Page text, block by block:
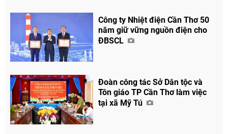
Công ty Nhiệt điện Cần Thơ 50
năm giữ vững nguồn điện cho
ĐBSCL
Đoàn công tác Sở Dân tộc và
Tôn giáo TP Cần Thơ làm việc
tại xã Mỹ Tú